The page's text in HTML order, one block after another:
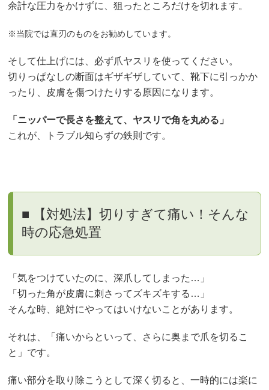
余計な圧力をかけずに、狙ったところだけを切れます。
※当院では直刃のものをお勧めしています。
そして仕上げには、必ず爪ヤスリを使ってください。
切りっぱなしの断面はギザギザしていて、靴下に引っかか
ったり、皮膚を傷つけたりする原因になります。
「ニッパーで長さを整えて、ヤスリで角を丸める」
これが、トラブル知らずの鉄則です。
■ 【対処法】切りすぎて痛い！そんな
時の応急処置
「気をつけていたのに、深爪してしまった…」
「切った角が皮膚に刺さってズキズキする…」
そんな時、絶対にやってはいけないことがあります。
それは、「痛いからといって、さらに奥まで爪を切るこ
と」です。
痛い部分を取り除こうとして深く切ると、一時的には楽に